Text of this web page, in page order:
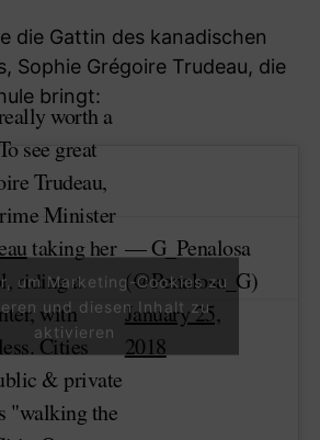
die Gattin des kanadischen
Sophie Grégoire Trudeau, die
bringt:
worth a
see great
Trudeau,
Minister
taking her
riding a
with
Cities
& private
"walking the
— G_Penalosa
(@Penalosa_G)
January 25,
2018
um Marketing-Cookies zu
und diesen Inhalt zu
aktivieren